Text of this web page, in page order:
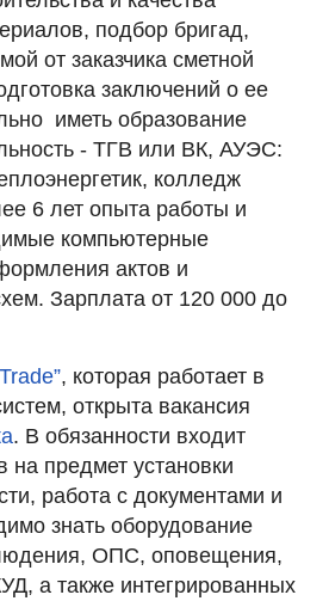
подбор бригад,
от заказчика сметной
заключений о ее
иметь образование
- ТГВ или ВК, АУЭС:
колледж
6 лет опыта работы и
компьютерные
актов и
Зарплата от 120 000 до
, которая работает в
открыта вакансия
. В обязанности входит
на предмет установки
работа с документами и
знать оборудование
ОПС, оповещения,
а также интегрированных